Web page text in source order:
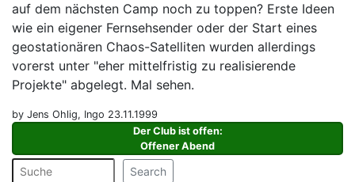
auf dem nächsten Camp noch zu toppen? Erste Ideen
wie ein eigener Fernsehsender oder der Start eines
geostationären Chaos-Satelliten wurden allerdings
vorerst unter "eher mittelfristig zu realisierende
Projekte" abgelegt. Mal sehen.
by Jens Ohlig, Ingo 23.11.1999
Der Club ist offen:
Offener Abend
Search